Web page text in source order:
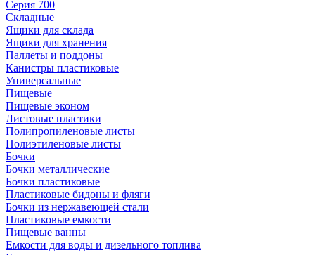
Серия 700
Складные
Ящики для склада
Ящики для хранения
Паллеты и поддоны
Канистры пластиковые
Универсальные
Пищевые
Пищевые эконом
Листовые пластики
Полипропиленовые листы
Полиэтиленовые листы
Бочки
Бочки металлические
Бочки пластиковые
Пластиковые бидоны и фляги
Бочки из нержавеющей стали
Пластиковые емкости
Пищевые ванны
Емкости для воды и дизельного топлива